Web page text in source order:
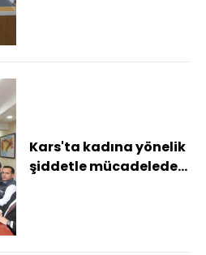
Kars'ta kadına yönelik
şiddetle mücadelede